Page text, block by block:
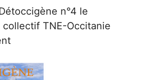
n°4 le
collectif TNE-Occitanie